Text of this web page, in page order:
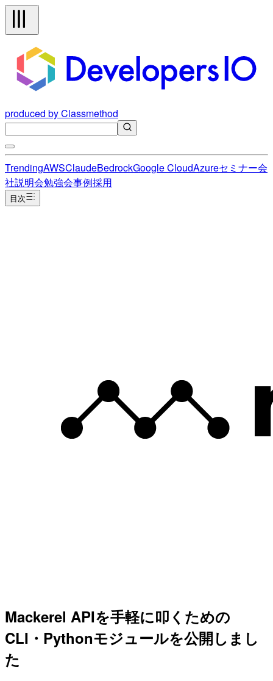
produced by Classmethod
TrendingAWSClaudeBedrockGoogle CloudAzureセミナー会
社説明会勉強会事例採用
目次
Mackerel APIを手軽に叩くための
CLI・Pythonモジュールを公開しまし
た